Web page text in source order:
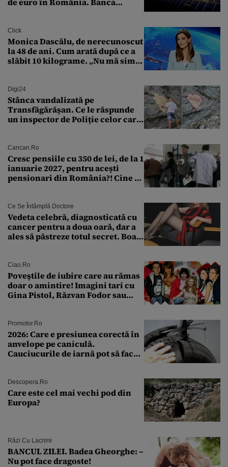
Click
Monica Dascălu, de nerecunoscut
la 48 de ani. Cum arată după ce a
slăbit 10 kilograme. „Nu mă simt
Digi24
Stânca vandalizată pe
Transfăgărășan. Ce le răspunde
un inspector de Poliție celor care
Cancan.ro
Cresc pensiile cu 350 de lei, de la 1
ianuarie 2027, pentru acești
pensionari din România?! Cine se
Ce Se Întâmplă Doctore
Vedeta celebră, diagnosticată cu
cancer pentru a doua oară, dar a
ales să păstreze totul secret. Boala
Ciao.ro
Poveştile de iubire care au rămas
doar o amintire! Imagini tari cu
Gina Pistol, Răzvan Fodor sau
Promotor.ro
2026: Care e presiunea corectă în
anvelope pe caniculă.
Cauciucurile de iarnă pot să facă
Descopera.ro
Care este cel mai vechi pod din
Europa?
Râzi Cu Lacrimi
BANCUL ZILEI. Badea Gheorghe: –
Nu pot face dragoste!